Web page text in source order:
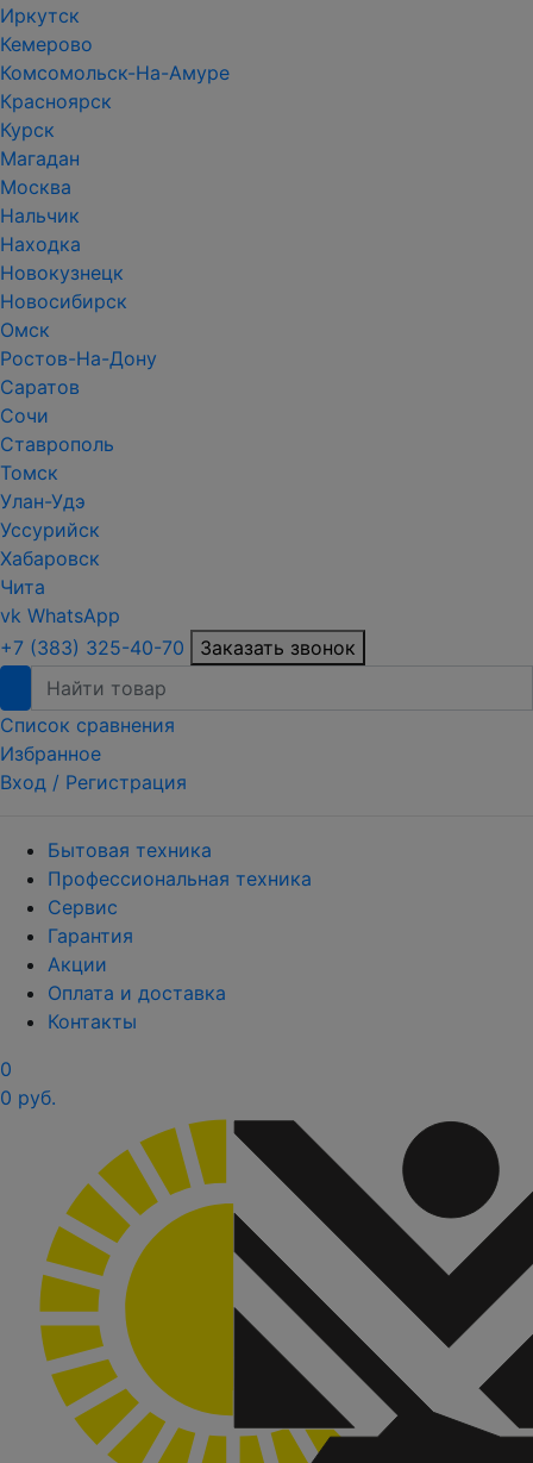
Иркутск
Кемерово
Комсомольск-На-Амуре
Красноярск
Курск
Магадан
Москва
Нальчик
Находка
Новокузнецк
Новосибирск
Омск
Ростов-На-Дону
Саратов
Сочи
Ставрополь
Томск
Улан-Удэ
Уссурийск
Хабаровск
Чита
vk WhatsApp
+7 (383) 325-40-70
Заказать звонок
Список сравнения
Избранное
Вход / Регистрация
Бытовая техника
Профессиональная техника
Сервис
Гарантия
Акции
Оплата и доставка
Контакты
0
0 руб.